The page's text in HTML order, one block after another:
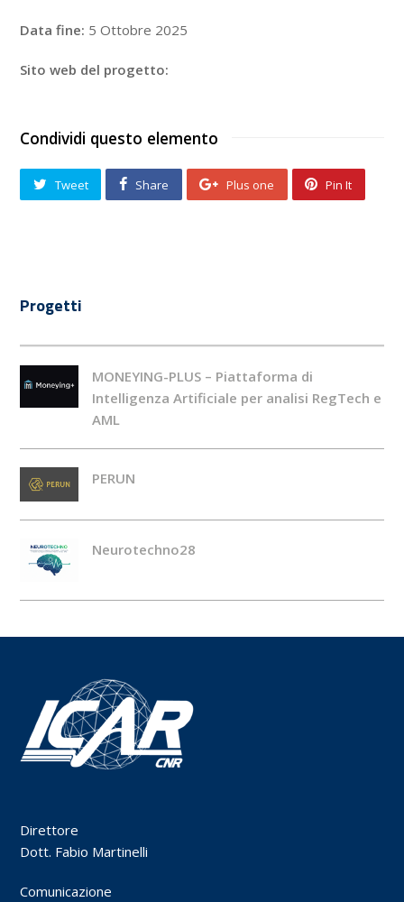
Data fine: 5 Ottobre 2025
Sito web del progetto:
Condividi questo elemento
Tweet Share Plus one Pin It
Progetti
MONEYING-PLUS – Piattaforma di
Intelligenza Artificiale per analisi RegTech e
AML
PERUN
Neurotechno28
Direttore
Dott. Fabio Martinelli
Comunicazione